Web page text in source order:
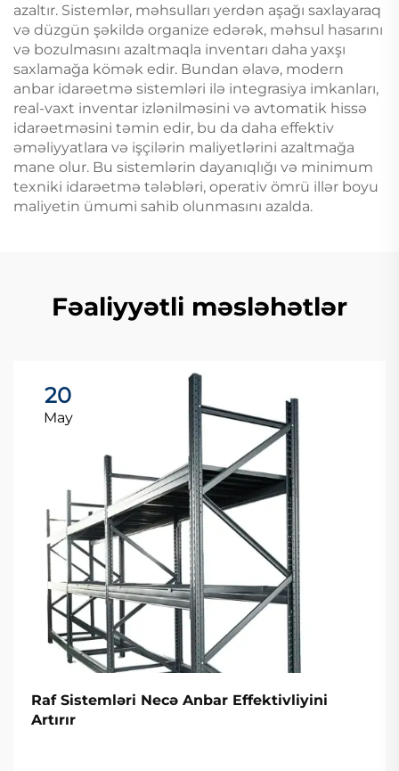
azaltır. Sistemlər, məhsulları yerdən aşağı saxlayaraq
və düzgün şəkildə organize edərək, məhsul hasarını
və bozulmasını azaltmaqla inventarı daha yaxşı
saxlamağa kömək edir. Bundan əlavə, modern
anbar idarəetmə sistemləri ilə integrasiya imkanları,
real-vaxt inventar izlənilməsini və avtomatik hissə
idarəetməsini təmin edir, bu da daha effektiv
əməliyyatlara və işçilərin maliyetlərini azaltmağa
mane olur. Bu sistemlərin dayanıqlığı və minimum
texniki idarəetmə tələbləri, operativ ömrü illər boyu
maliyetin ümumi sahib olunmasını azalda.
Fəaliyyətli məsləhətlər
20
May
Raf Sistemləri Necə Anbar Effektivliyini
Artırır